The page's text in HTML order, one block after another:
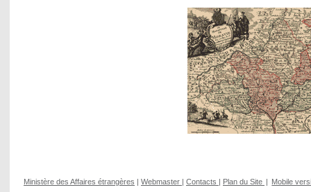
Ministère des Affaires étrangères Webmaster Contacts Plan du Site Mobile